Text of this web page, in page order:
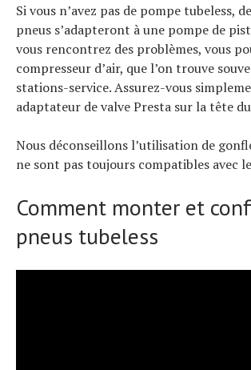
Si vous n’avez pas de pompe tubeless,
pneus s’adapteront à une pompe de
vous rencontrez des problèmes, vous
compresseur d’air, que l’on trouve
stations-service. Assurez-vous
adaptateur de valve Presta sur la tête
Nous déconseillons l’utilisation de
ne sont pas toujours compatibles avec
Comment monter et
pneus tubeless